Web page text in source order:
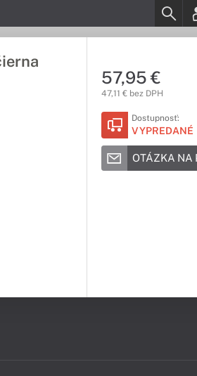
57,95 €
47,11 € bez DPH
Dostupnosť:
VYPREDANÉ
OTÁZKA NA